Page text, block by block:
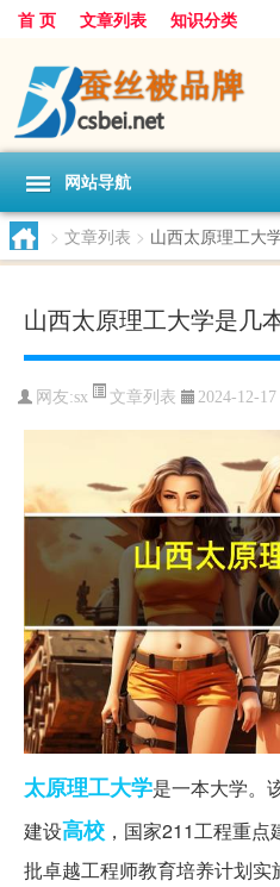
首 页 文章列表 知识分类
网站导航
> 文章列表 > 山西太原理工大
山西太原理工大学是几
网友:sx 文章列表 2024-12-
太原理工大学是一本大学。
建设高校 ，国家211工程重
批卓越工程师教育培养计划